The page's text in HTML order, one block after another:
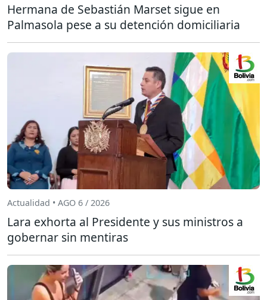
Hermana de Sebastián Marset sigue en
Palmasola pese a su detención domiciliaria
Actualidad • AGO 6 / 2026
Lara exhorta al Presidente y sus ministros a
gobernar sin mentiras